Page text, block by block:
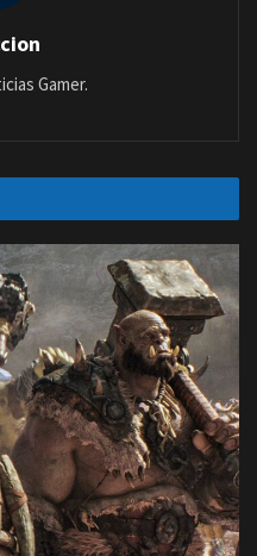
Gamer.